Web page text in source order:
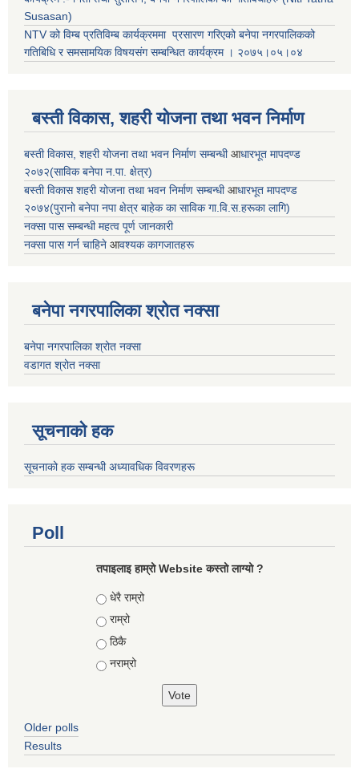
Susasan)
NTV को विम्ब प्रतिविम्ब कार्यक्रममा प्रसारण गरिएकोबनेपा नगरपालिकको
गतिबिधि र समसामयिक विषयसंग सम्बन्धित कार्यक्रम । २०७५।०५।०४
बस्ती विकास, शहरी योजना तथा भवन निर्माण
बस्ती विकास, शहरी योजना तथा भवन निर्माण सम्बन्धीआधारभूत मापदण्ड
२०७२(साविक बनेपा न.पा. क्षेत्र)
बस्ती विकास शहरी योजना तथा भवन निर्माण सम्बन्धीआधारभूत मापदण्ड
२०७४(पुरानो बनेपा नपा क्षेत्र बाहेक का साविक गा.वि.स.हरूका लागि)
नक्सा पास सम्बन्धी महत्व पूर्ण जानकारी
नक्सा पास गर्न चाहिने आवश्यक कागजातहरू
बनेपा नगरपालिका श्रोत नक्सा
बनेपा नगरपालिका श्रोत नक्सा
वडागत श्रोत नक्सा
सूचनाको हक
सूचनाको हक सम्बन्धी अध्यावधिक विवरणहरू
Poll
तपाइलाइ हाम्रो Website कस्तो लाग्यो ?
Choices
धेरै राम्रो
राम्रो
ठिकै
नराम्रो
Older polls
Results